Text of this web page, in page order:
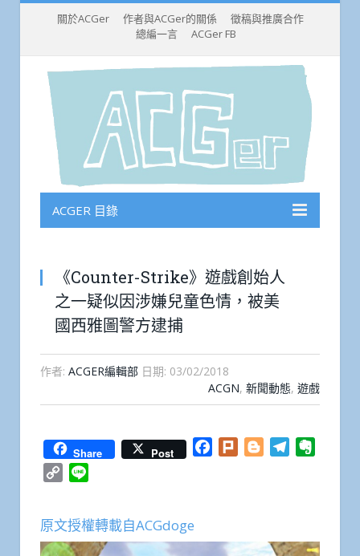
關於ACGer 作者與ACGer的關係
徵稿與推廣合作
總編一言
ACGer FB
ACGER 目錄
《Counter-Strike》遊戲創始人
之一疑似因涉嫌兒童色情，被美
國西雅圖警方逮捕
作者: ACGER編輯部 日期: 03/02/2018
ACGN, 新聞動態, 遊戲
Share Post Facebook
Plurk BloggerTelegram
Copy
原文授權轉載自ACGdoge